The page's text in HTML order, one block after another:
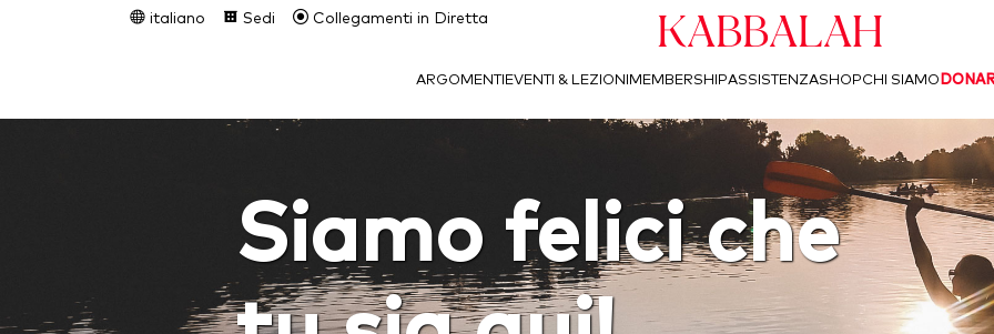
italiano Sedi Collegamenti in Diretta Kabbalah
ARGOMENTI EVENTI & LEZIONI MEMBERSHIPASSISTENZASHOPCHI SIAMO
Siamo felici che